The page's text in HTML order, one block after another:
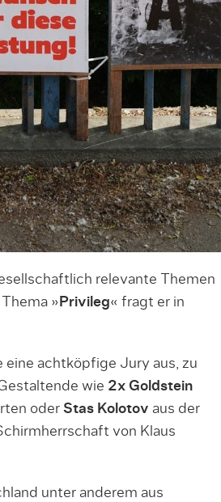
relevante Themen
» Privileg« fragt er in
achtköpfige Jury aus, zu
wie 2x Goldstein
oder Stas Kolotov aus der
von Klaus
unter anderem aus